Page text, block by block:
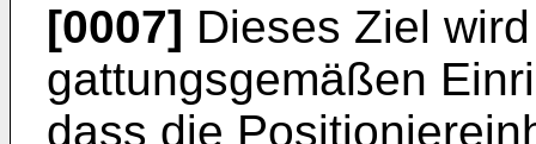
[0007] Dieses Ziel
gattungsgemäßen
dass die